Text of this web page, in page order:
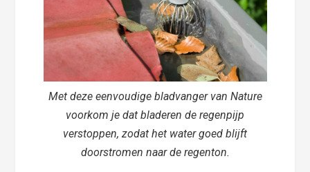
Met deze eenvoudige bladvanger van Nature
voorkom je dat bladeren de regenpijp
verstoppen, zodat het water goed blijft
doorstromen naar de regenton.